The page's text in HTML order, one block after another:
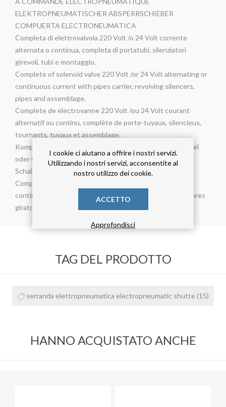
ELEKTROPNEUMATISCHER ABSPERRSCHIEBER
COMPUERTA ELECTRONEUMATICA
Completa di elettrovalvola 220 Volt /o 24 Volt corrente
alternata o continua, completa di portatubi, silenziatori
girevoli, tubi e montaggio.
Complete of solenoid valve 220 Volt /or 24 Volt alternating or
continuous current with pipes carrier, revolving silencers,
pipes and assemblage.
Complete de electrovanne 220 Volt /ou 24 Volt courant
alternatif ou continu, complète de porte-tuyaux, silencieux,
tournants, tuyaux et assemblage.
Komplett mit Elektroventil 220 Volt /oder 24 Volt Wechsel
oder Gleichstrom inkl. Rohrhalterung, drehbaren
Schalldämpfern, Rohren und Montage.
Completa de electrovalvúla 220 Volt /o 24 Volt alterna o
continua completa de soportes porta manguer, silenciadores
giratorios, tubos y montaje.
TAG DEL PRODOTTO
serranda elettropneumatica electropneumatic shutte (15)
HANNO ACQUISTATO ANCHE
I cookie ci aiutano a offrire i nostri servizi.
Utilizzando i nostri servizi, acconsentite al
nostro utilizzo dei cookie.
ACCETTO
Approfondisci